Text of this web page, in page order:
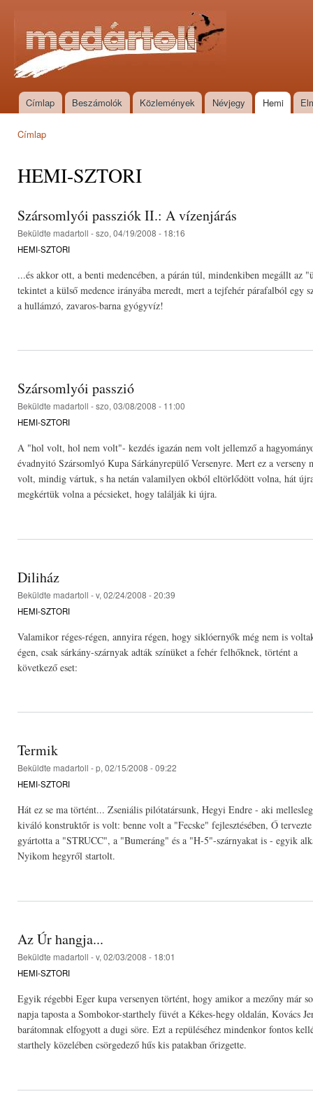
Madártoll
Főmenü
Címlap Beszámolók Közlemények Névjegy Hemi
Címlap
HEMI-SZTORI
Szársomlyói passziók II.: A vízenjárás
Beküldte madartoll - szo, 04/19/2008 - 18:16
HEMI-SZTORI
...és akkor ott, a benti medencében, a párán túl, mindenkiben megállt
tekintet a külső medence irányába meredt, mert a tejfehér párafalból
a hullámzó, zavaros-barna gyógyvíz!
Szársomlyói passzió
Beküldte madartoll - szo, 03/08/2008 - 11:00
HEMI-SZTORI
A "hol volt, hol nem volt"- kezdés igazán nem volt jellemző a
évadnyitó Szársomlyó Kupa Sárkányrepülő Versenyre. Mert ez a verseny
volt, mindig vártuk, s ha netán valamilyen okból eltörlődött volna, hát
megkértük volna a pécsieket, hogy találják ki újra.
Diliház
Beküldte madartoll - v, 02/24/2008 - 20:39
HEMI-SZTORI
Valamikor réges-régen, annyira régen, hogy siklóernyők még nem is
égen, csak sárkány-szárnyak adták színüket a fehér felhőknek, történt a
következő eset:
Termik
Beküldte madartoll - p, 02/15/2008 - 09:22
HEMI-SZTORI
Hát ez se ma történt... Zseniális pilótatársunk, Hegyi Endre - aki mellesleg
kiváló konstruktőr is volt: benne volt a "Fecske" fejlesztésében, Ő tervezte
gyártotta a "STRUCC", a "Bumeráng" és a "H-5"-szárnyakat is - egyik
Nyikom hegyről startolt.
Az Úr hangja...
Beküldte madartoll - v, 02/03/2008 - 18:01
HEMI-SZTORI
Egyik régebbi Eger kupa versenyen történt, hogy amikor a mezőny már
napja taposta a Sombokor-starthely füvét a Kékes-hegy oldalán, Kovács
barátomnak elfogyott a dugi söre. Ezt a repüléséhez mindenkor fontos
starthely közelében csörgedező hűs kis patakban őrizgette.